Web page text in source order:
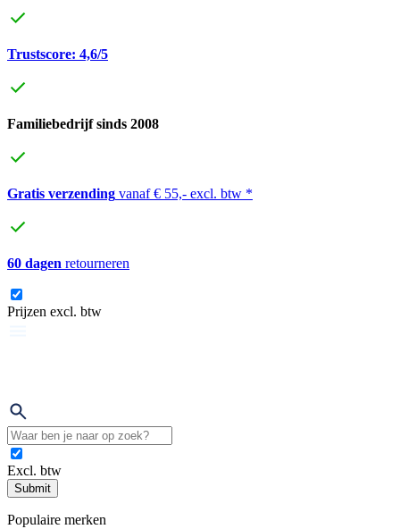
Trustscore: 4,6/5
Familiebedrijf sinds 2008
Gratis verzending vanaf € 55,- excl. btw *
60 dagen retourneren
Prijzen excl. btw
Excl. btw
Submit
Populaire merken